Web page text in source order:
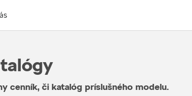
cenník, či katalóg príslušného modelu.